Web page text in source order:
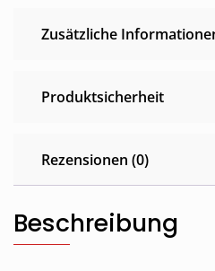
Zusätzliche
Produktsicherheit
Rezensionen (0)
Beschreibung